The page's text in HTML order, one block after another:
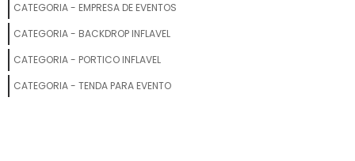
TENDAS GIGANTES INFLAVEL PARA FEIRAS PERSONALIZADO
TENDA GALPAO PRECO
CATEGORIA - EMPRESA DE EVENTOS
CATEGORIA - BACKDROP INFLAVEL
CATEGORIA - PORTICO INFLAVEL
CATEGORIA - TENDA PARA EVENTO